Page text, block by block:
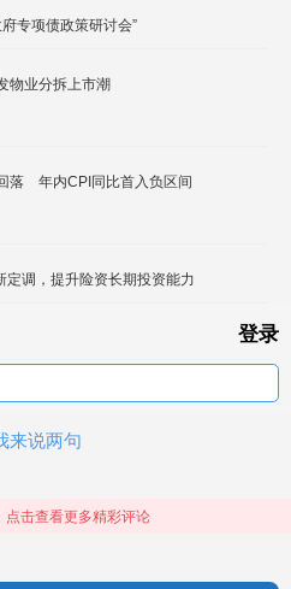
专项债政策研讨会”
物业分拆上市潮
落 年内CPI同比首入负区间
调，提升险资长期投资能力
登录
来说两句
点击查看更多精彩评论